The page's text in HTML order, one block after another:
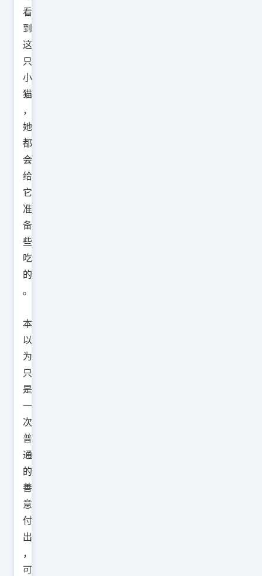
看
到
这
只
小
猫
，
她
都
会
给
它
准
备
些
吃
的
。
本
以
为
只
是
一
次
普
通
的
善
意
付
出
，
可